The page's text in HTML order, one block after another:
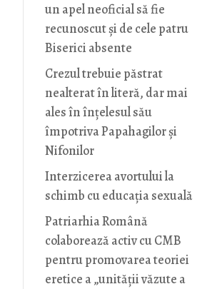
un apel neoficial să fie
recunoscut și de cele patru
Biserici absente
Crezul trebuie păstrat
nealterat în literă, dar mai
ales în înțelesul său
împotriva Papahagilor și
Nifonilor
Interzicerea avortului la
schimb cu educaţia sexuală
Patriarhia Română
colaborează activ cu CMB
pentru promovarea teoriei
eretice a „unității văzute a